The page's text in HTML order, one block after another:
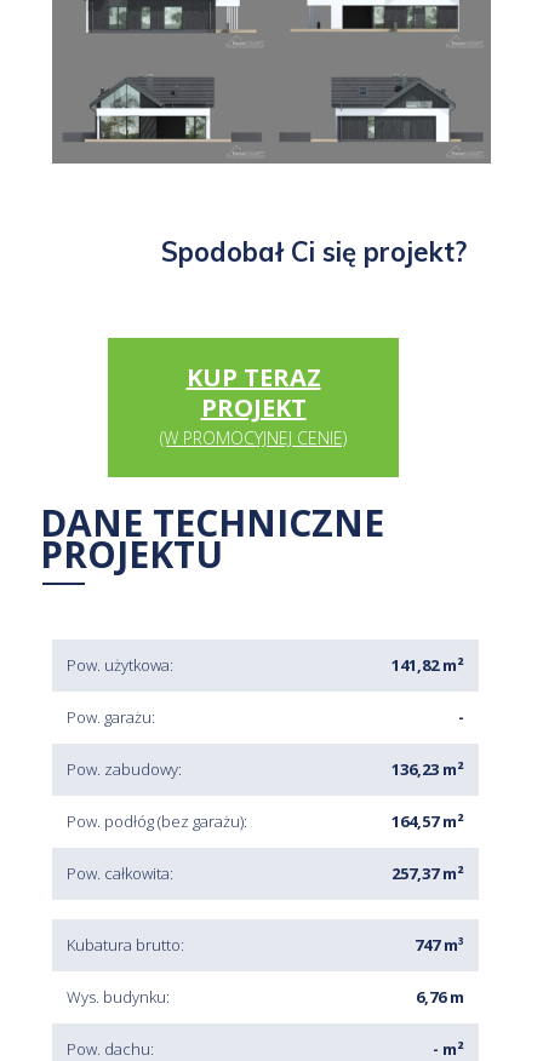
Spodobał Ci się projekt?
KUP TERAZ
PROJEKT
(W PROMOCYJNEJ CENIE)
DANE TECHNICZNE
PROJEKTU
Pow. użytkowa: 141,82 m²
Pow. garażu: -
Pow. zabudowy: 136,23 m²
Pow. podłóg (bez garażu): 164,57 m²
Pow. całkowita: 257,37 m²
Kubatura brutto: 747 m³
Wys. budynku: 6,76 m
Pow. dachu: - m²